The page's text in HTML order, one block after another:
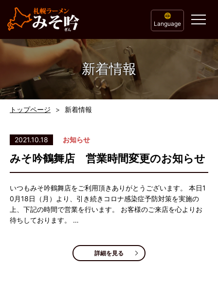
Language
新着情報
トップページ 新着情報
2021.10.18 お知らせ
みそ吟鶴舞店 営業時間変更のお知らせ
いつもみそ吟鶴舞店をご利用頂きありがとうございます。 本日1
0月18日（月）より、引き続きコロナ感染症予防対策を実施の
上、下記の時間で営業を行います。 お客様のご来店を心よりお
待ちしております。 …
詳細を見る